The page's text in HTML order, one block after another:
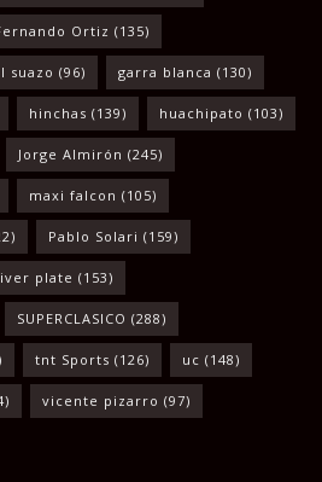
Ortiz (135)
suazo (96) garra blanca (130)
hinchas (139) huachipato (103)
Jorge Almirón (245)
maxi falcon (105)
Pablo Solari (159)
plate (153)
SUPERCLASICO (288)
tnt Sports (126) uc (148)
vicente pizarro (97)